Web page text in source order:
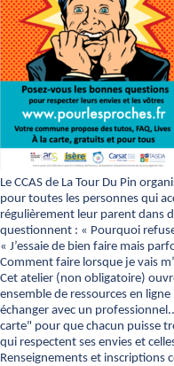
Le CCAS de La Tour Du Pin
pour toutes les personnes qui
régulièrement leur parent dans
questionnent : « Pourquoi
« J’essaie de bien faire mais
Comment faire lorsque je vais
Cet atelier (non obligatoire)
ensemble de ressources en
échanger avec un
carte" pour que chacun puisse
qui respectent ses envies et
Renseignements et inscriptions